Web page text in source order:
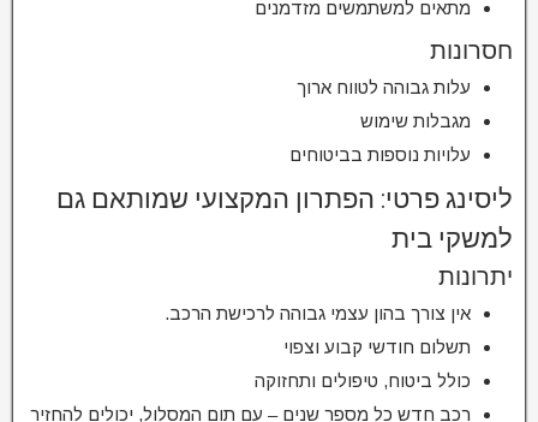
מתאים למשתמשים מזדמנים
חסרונות
עלות גבוהה לטווח ארוך
מגבלות שימוש
עלויות נוספות בביטוחים
ליסינג פרטי: הפתרון המקצועי שמותאם גם
למשקי בית
יתרונות
אין צורך בהון עצמי גבוהה לרכישת הרכב.
תשלום חודשי קבוע וצפוי
כולל ביטוח, טיפולים ותחזוקה
רכב חדש כל מספר שנים – עם תום המסלול, יכולים להחזיר